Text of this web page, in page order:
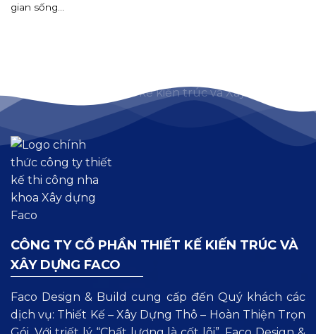
gian sống...
CÔNG TY CỔ PHẦN THIẾT KẾ KIẾN TRÚC VÀ
XÂY DỰNG FACO
Faco Design & Build cung cấp đến Quý khách các
dịch vụ: Thiết Kế – Xây Dựng Thô – Hoàn Thiện Trọn